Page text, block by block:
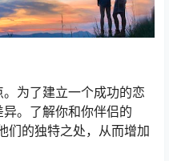
为了建立一个成功的恋
。了解你和你伴侣的
们的独特之处，从而增加